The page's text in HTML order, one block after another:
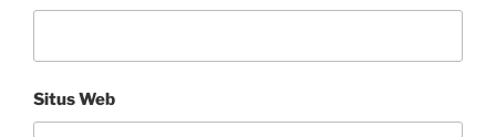
Situs Web